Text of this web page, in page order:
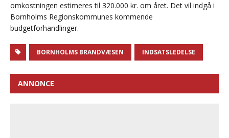
omkostningen estimeres til 320.000 kr. om året. Det vil indgå i
Bornholms Regionskommunes kommende
budgetforhandlinger.
BORNHOLMS BRANDVÆSEN INDSATSLEDELSE
ANNONCE